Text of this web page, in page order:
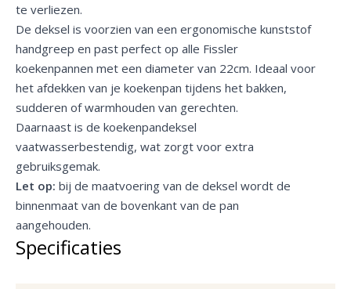
te verliezen.
De deksel is voorzien van een ergonomische kunststof
handgreep en past perfect op alle Fissler
koekenpannen met een diameter van 22cm. Ideaal voor
het afdekken van je koekenpan tijdens het bakken,
sudderen of warmhouden van gerechten.
Daarnaast is de koekenpandeksel
vaatwasserbestendig, wat zorgt voor extra
gebruiksgemak.
Let op: bij de maatvoering van de deksel wordt de
binnenmaat van de bovenkant van de pan
aangehouden.
Specificaties